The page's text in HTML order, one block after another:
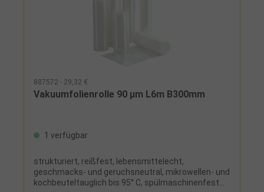
887572 - 29,32 €
Vakuumfolienrolle 90 µm L6m B300mm
1 verfügbar
strukturiert, reißfest, lebensmittelecht,
geschmacks- und geruchsneutral, mikrowellen- und
kochbeuteltauglich bis 95° C, spülmaschinenfest